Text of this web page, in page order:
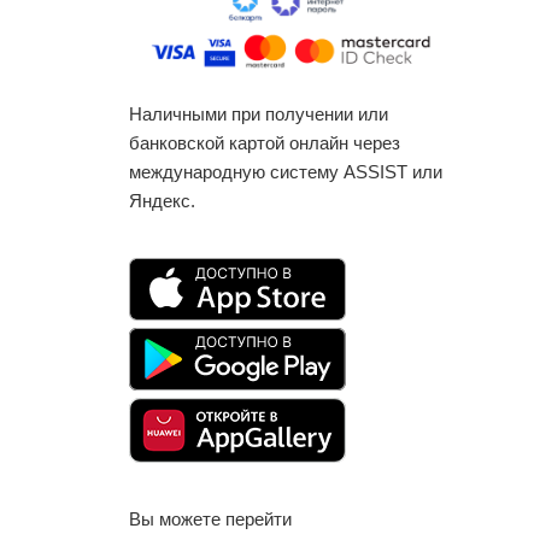
Наличными при получении или
банковской картой онлайн через
международную систему ASSIST или
Яндекс.
Вы можете перейти